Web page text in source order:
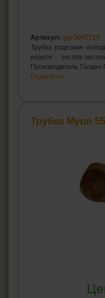
Артикул: gg-304771Y
Трубка родезиан
вереск экстра-
Производитель Голден
Подробнее...
Трубка Myon